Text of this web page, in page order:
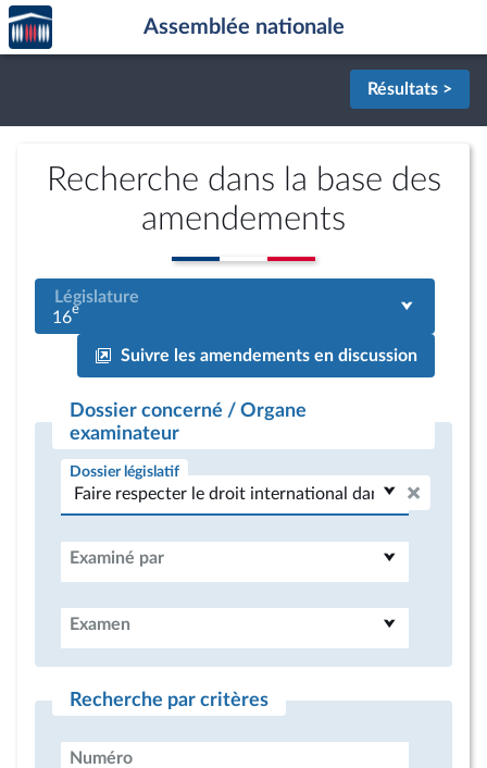
Aller au contenu
Aller en bas de la page
Accèder
à la
page
Assemblée nationale
Résultats >
Recherche dans la base des
amendements
Législature
16e
Suivre les amendements en discussion
Dossier concerné / Organe
examinateur
Dossier législatif
Examiné par
Examen
Recherche par critères
Numéro